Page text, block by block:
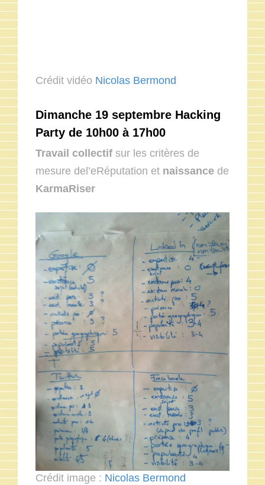
Crédit vidéo Nicolas Bermond
Dimanche 19 septembre Hacking
Party de 10h00 à 17h00
Travail collectif sur les critères de
mesure del’eRéputation et naissance de
KarmaRiser
Crédit image : Nicolas Bermond